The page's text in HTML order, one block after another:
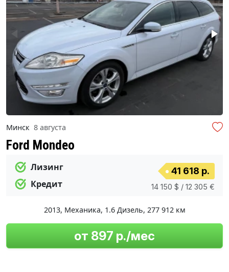
Минск 8 августа
Ford Mondeo
Лизинг
Кредит
41 618 р.
14 150 $ / 12 305 €
2013, Механика, 1.6 Дизель, 277 912 км
от 897 р./мес